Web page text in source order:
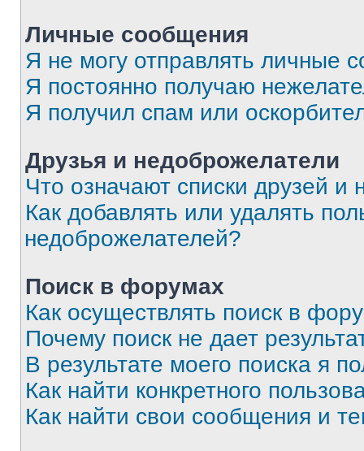
Личные сообщения
Я не могу отправлять личные
Я постоянно получаю
Я получил спам или
Друзья и недоброжелатели
Что означают списки друзей и
Как добавлять или удалять
недоброжелателей?
Поиск в форумах
Как осуществлять поиск в
Почему поиск не дает
В результате моего поиска я
Как найти конкретного
Как найти свои сообщения и